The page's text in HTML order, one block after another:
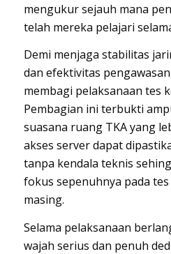
mengukur sejauh mana
telah mereka pelajari
Demi menjaga stabilitas
dan efektivitas
membagi pelaksanaan tes
Pembagian ini terbukti
suasana ruang TKA yang
akses server dapat
tanpa kendala teknis
fokus sepenuhnya pada
masing.
Selama pelaksanaan
wajah serius dan penuh